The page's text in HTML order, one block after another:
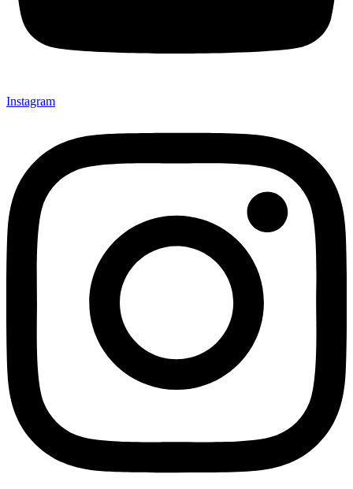
Instagram